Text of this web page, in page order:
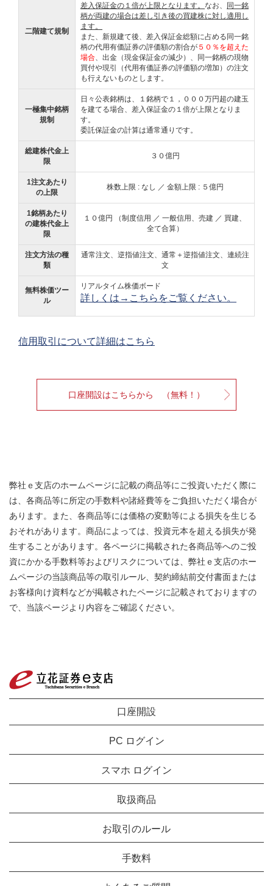
二階建て規制
差入保証金の１倍が上限となります。 なお、
同一銘
柄が両建の場合は差し引き後の買建株に対し適用し
ます。
また、新規建て後、差入保証金総額に占める同一銘
柄の代用有価証券の評価額の割合が ５０％を超えた
場合、出金（現金保証金の減少）、同一銘柄の現物
買付や現引（代用有価証券の評価額の増加）の注文
も行えないものとします。
一極集中銘柄
規制
日々公表銘柄は、１銘柄で１，０００万円超の建玉
を建てる場合、差入保証金の１倍が上限となりま
す。
委託保証金の計算は通常通りです。
総建株代金上
限
３０億円
1注文あたり
の上限
株数上限 : なし ／ 金額上限 : ５億円
1銘柄あたり
の建株代金上
限
１０億円 （制度信用 ／ 一般信用、売建 ／ 買建、
全て合算）
注文方法の種
類
通常注文、逆指値注文、通常＋逆指値注文、連続注
文
無料株価ツー
ル
リアルタイム株価ボード
詳しくは→こちらをご覧ください。
信用取引について詳細はこちら
口座開設はこちらから （無料！）
弊社ｅ支店のホームページに記載の商品等にご投資いただく際に
は、各商品等に所定の手数料や諸経費等をご負担いただく場合が
あります。また、各商品等には価格の変動等による損失を生じる
おそれがあります。商品によっては、投資元本を超える損失が発
生することがあります。各ページに掲載された各商品等へのご投
資にかかる手数料等およびリスクについては、弊社ｅ支店のホー
ムページの当該商品等の取引ルール、契約締結前交付書面または
お客様向け資料などが掲載されたページに記載されておりますの
で、当該ページより内容をご確認ください。
口座開設
PC ログイン
スマホ ログイン
取扱商品
お取引のルール
手数料